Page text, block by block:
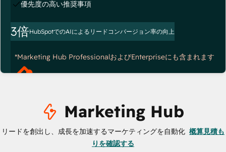
優先度の高い推奨事項
3倍HubSpotでのAIによるリードコンバージョン率の向上
*Marketing Hub ProfessionalおよびEnterpriseにも含まれます
Marketing Hub
リードを創出し、成長を加速するマーケティングを自動化 概算見積も
りを確認する